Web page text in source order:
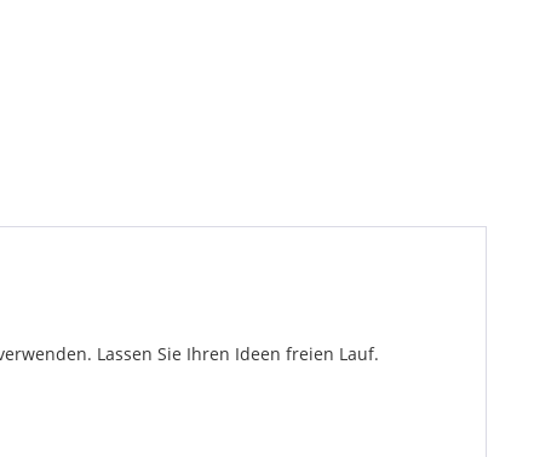
Lassen Sie Ihren Ideen freien Lauf.